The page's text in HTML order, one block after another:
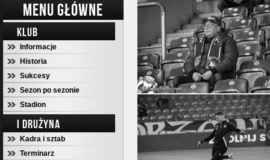
MENU GŁÓWNE
KLUB
Informacje
Historia
Sukcesy
Sezon po sezonie
Stadion
I DRUŻYNA
Kadra i sztab
Terminarz